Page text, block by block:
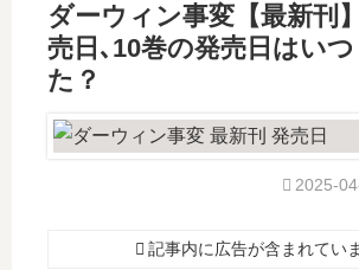
ダーウィン事変【最新刊
売日､10巻の発売日はい
た？
2025-
記事内に広告が含まれていま